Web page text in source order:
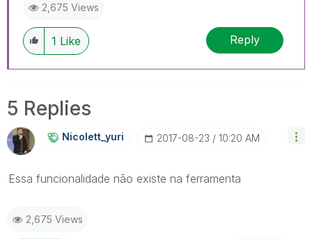
2,675 Views
1 Like Reply
5 Replies
Nicolett_yuri ‎2017-08-23 10:20 AM
Essa funcionalidade não existe na ferramenta
2,675 Views